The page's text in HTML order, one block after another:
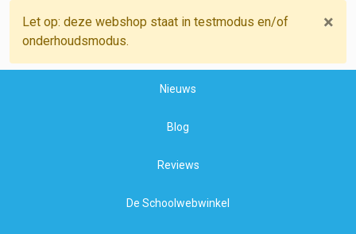
×
Let op: deze webshop staat in testmodus en/of
onderhoudsmodus.
Nieuws
Blog
Reviews
De Schoolwebwinkel